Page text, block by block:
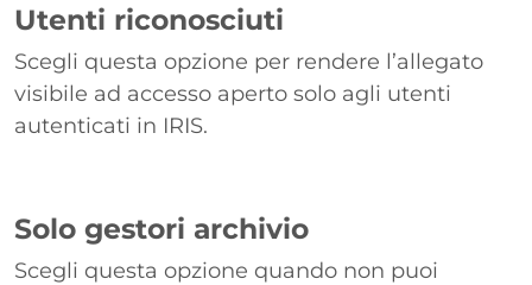
Utenti riconosciuti
Scegli questa opzione per rendere l’allegato
visibile ad accesso aperto solo agli utenti
autenticati in IRIS.
Solo gestori archivio
Scegli questa opzione quando non puoi